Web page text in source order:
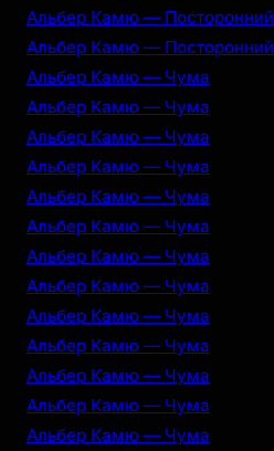
Альбер Камю — Посторонний
Альбер Камю — Посторонний
Альбер Камю — Чума
Альбер Камю — Чума
Альбер Камю — Чума
Альбер Камю — Чума
Альбер Камю — Чума
Альбер Камю — Чума
Альбер Камю — Чума
Альбер Камю — Чума
Альбер Камю — Чума
Альбер Камю — Чума
Альбер Камю — Чума
Альбер Камю — Чума
Альбер Камю — Чума